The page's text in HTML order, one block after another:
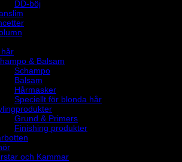
DD-böj
& Balsam
Schampo
Balsam
Hårmasker
Speciellt för blonda hår
Grund & Primers
Finishing produkter
och Kammar